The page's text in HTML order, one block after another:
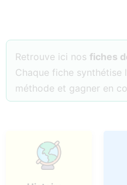
Retrouve ici nos fiches
Chaque fiche synthétise
méthode et gagner en